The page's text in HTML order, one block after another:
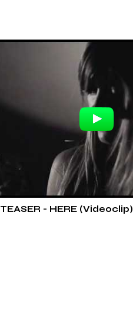
- HERE (Videoclip)